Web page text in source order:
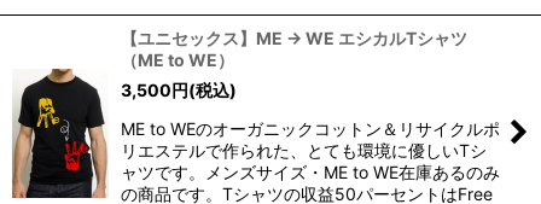
【ユニセックス】ME → WE エシカルTシャツ
（ME to WE）
3,500円(税込)
ME to WEのオーガニックコットン＆リサイクルポ
リエステルで作られた、とても環境に優しいTシ
ャツです。メンズサイズ・ME to WE在庫あるのみ
の商品です。Tシャツの収益50パーセントはFree